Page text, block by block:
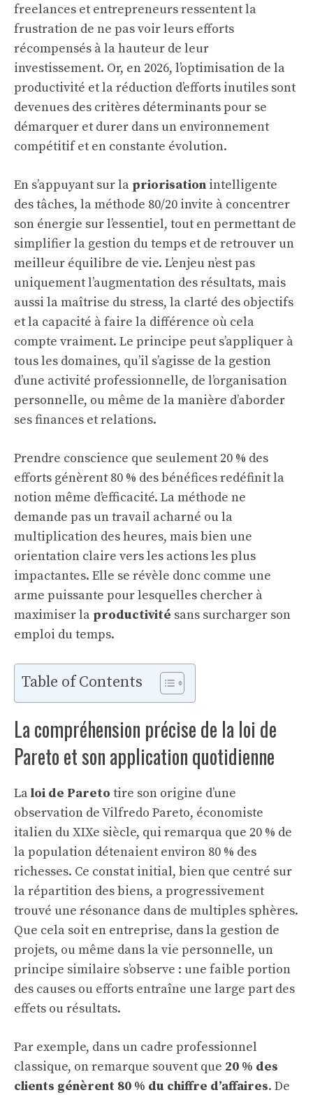
freelances et entrepreneurs ressentent la
frustration de ne pas voir leurs efforts
récompensés à la hauteur de leur
investissement. Or, en 2026, l’optimisation de la
productivité et la réduction d’efforts inutiles sont
devenues des critères déterminants pour se
démarquer et durer dans un environnement
compétitif et en constante évolution.
En s’appuyant sur la priorisation intelligente
des tâches, la méthode 80/20 invite à concentrer
son énergie sur l’essentiel, tout en permettant de
simplifier la gestion du temps et de retrouver un
meilleur équilibre de vie. L’enjeu n’est pas
uniquement l’augmentation des résultats, mais
aussi la maîtrise du stress, la clarté des objectifs
et la capacité à faire la différence où cela
compte vraiment. Le principe peut s’appliquer à
tous les domaines, qu’il s’agisse de la gestion
d’une activité professionnelle, de l’organisation
personnelle, ou même de la manière d’aborder
ses finances et relations.
Prendre conscience que seulement 20 % des
efforts génèrent 80 % des bénéfices redéfinit la
notion même d’efficacité. La méthode ne
demande pas un travail acharné ou la
multiplication des heures, mais bien une
orientation claire vers les actions les plus
impactantes. Elle se révèle donc comme une
arme puissante pour lesquelles chercher à
maximiser la productivité sans surcharger son
emploi du temps.
Table of Contents
La compréhension précise de la loi de
Pareto et son application quotidienne
Laloi de Pareto tire son origine d’une
observation de Vilfredo Pareto, économiste
italien du XIXe siècle, qui remarqua que 20 % de
la population détenaient environ 80 % des
richesses. Ce constat initial, bien que centré sur
la répartition des biens, a progressivement
trouvé une résonance dans de multiples sphères.
Que cela soit en entreprise, dans la gestion de
projets, ou même dans la vie personnelle, un
principe similaire s’observe : une faible portion
des causes ou efforts entraîne une large part des
effets ou résultats.
Par exemple, dans un cadre professionnel
classique, on remarque souvent que 20 % des
clients génèrent 80 % du chiffre d’affaires. De